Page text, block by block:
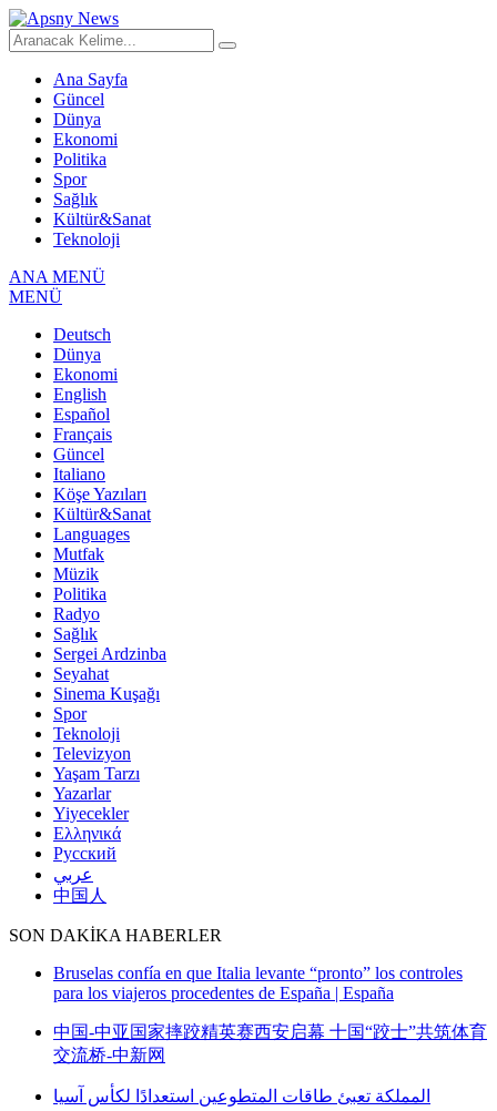
Ana Sayfa
Güncel
Dünya
Ekonomi
Politika
Spor
Sağlık
Kültür&Sanat
Teknoloji
ANA MENÜ
MENÜ
Deutsch
Dünya
Ekonomi
English
Español
Français
Güncel
Italiano
Köşe Yazıları
Kültür&Sanat
Languages
Mutfak
Müzik
Politika
Radyo
Sağlık
Sergei Ardzinba
Seyahat
Sinema Kuşağı
Spor
Teknoloji
Televizyon
Yaşam Tarzı
Yazarlar
Yiyecekler
Ελληνικά
Русский
عربي
中国人
SON DAKİKA HABERLER
Bruselas confía en que Italia levante “pronto” los controles
para los viajeros procedentes de España | España
中国-中亚国家摔跤精英赛西安启幕 十国“跤士”共筑体育
交流桥-中新网
المملكة تعبئ طاقات المتطوعين استعدادًا لكأس آسيا